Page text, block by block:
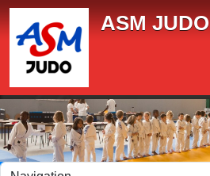
ASM JUDO
Panneau de gestion des cookies